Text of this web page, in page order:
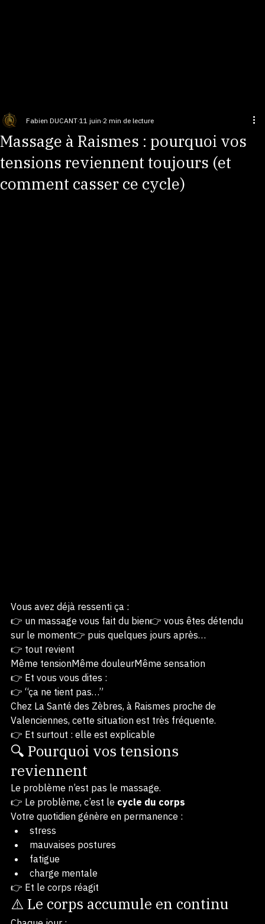
La Santé des Zèbres
Massage à Raismes : pourquoi vos
tensions reviennent toujours (et
Fabien DUCANT 11 juin 2 min de lecture
Vous avez déjà ressenti ça :
👉 un massage vous fait du bien👉 vous êtes détendu
sur le moment👉 puis quelques jours après…
👉 tout revient
Même tensionMême douleurMême sensation
👉 Et vous vous dites :
👉 “ça ne tient pas…”
Chez La Santé des Zèbres, à Raismes proche de
Valenciennes, cette situation est très fréquente.
👉 Et surtout : elle est explicable
🔍 Pourquoi vos tensions
reviennent
Le problème n’est pas le massage.
👉 Le problème, c’est le
Votre quotidien génère en permanence :
stress
mauvaises postures
fatigue
charge mentale
👉 Et le corps réagit